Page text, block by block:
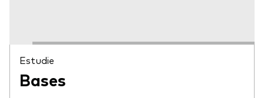
Estudie
Bases